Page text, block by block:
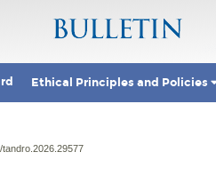
Ethical Principles and Policies
tandro.2026.29577